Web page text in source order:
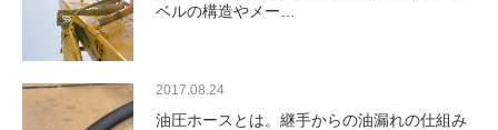
ベルの構造やメー…
2017.08.24
油圧ホースとは。継手からの油漏れの仕組み